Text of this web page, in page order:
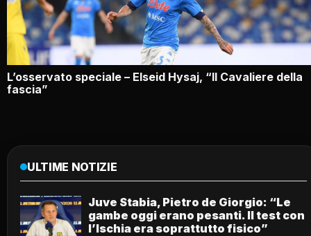
L’osservato speciale – Elseid Hysaj, “Il Cavaliere della
fascia”
ULTIME NOTIZIE
Juve Stabia, Pietro de Giorgio: “Le
gambe oggi erano pesanti. Il test con
l’Ischia era soprattutto fisico”